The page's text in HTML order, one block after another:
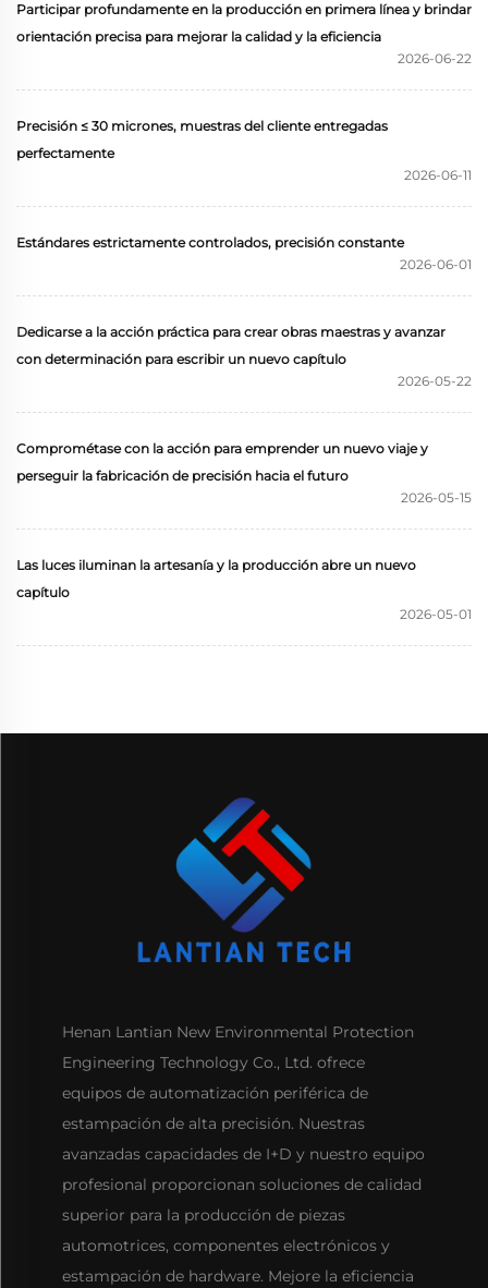
Participar profundamente en la producción en primera línea y brindar
orientación precisa para mejorar la calidad y la eficiencia
2026-06-22
Precisión ≤ 30 micrones, muestras del cliente entregadas
perfectamente
2026-06-11
Estándares estrictamente controlados, precisión constante
2026-06-01
Dedicarse a la acción práctica para crear obras maestras y avanzar
con determinación para escribir un nuevo capítulo
2026-05-22
Comprométase con la acción para emprender un nuevo viaje y
perseguir la fabricación de precisión hacia el futuro
2026-05-15
Las luces iluminan la artesanía y la producción abre un nuevo
capítulo
2026-05-01
Henan Lantian New Environmental Protection
Engineering Technology Co., Ltd. ofrece
equipos de automatización periférica de
estampación de alta precisión. Nuestras
avanzadas capacidades de I+D y nuestro equipo
profesional proporcionan soluciones de calidad
superior para la producción de piezas
automotrices, componentes electrónicos y
estampación de hardware. Mejore la eficiencia